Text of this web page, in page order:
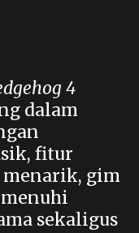
4
dalam
fitur
menarik, gim
sekaligus